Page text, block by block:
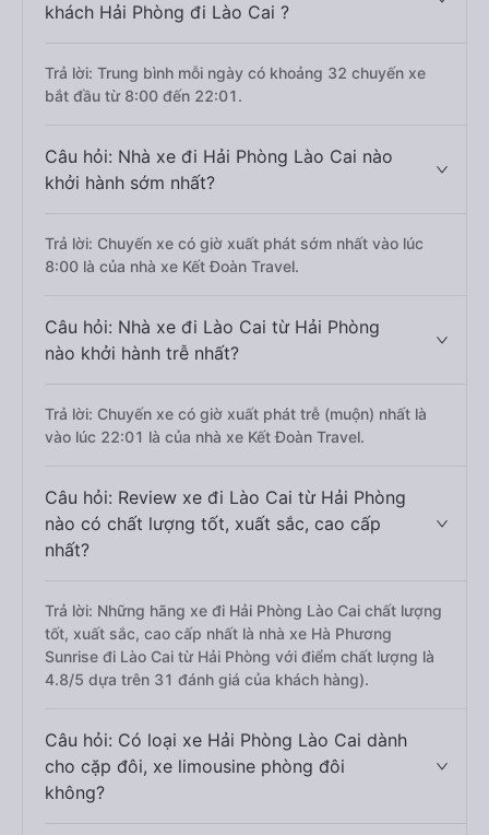
khách Hải Phòng đi Lào Cai ?
Trả lời: Trung bình mỗi ngày có khoảng 32 chuyến xe
bắt đầu từ 8:00 đến 22:01.
Câu hỏi: Nhà xe đi Hải Phòng Lào Cai nào
khởi hành sớm nhất?
Trả lời: Chuyến xe có giờ xuất phát sớm nhất vào lúc
8:00 là của nhà xe Kết Đoàn Travel.
Câu hỏi: Nhà xe đi Lào Cai từ Hải Phòng
nào khởi hành trễ nhất?
Trả lời: Chuyến xe có giờ xuất phát trễ (muộn) nhất là
vào lúc 22:01 là của nhà xe Kết Đoàn Travel.
Câu hỏi: Review xe đi Lào Cai từ Hải Phòng
nào có chất lượng tốt, xuất sắc, cao cấp
nhất?
Trả lời: Những hãng xe đi Hải Phòng Lào Cai chất lượng
tốt, xuất sắc, cao cấp nhất là nhà xe Hà Phương
Sunrise đi Lào Cai từ Hải Phòng với điểm chất lượng là
4.8/5 dựa trên 31 đánh giá của khách hàng).
Câu hỏi: Có loại xe Hải Phòng Lào Cai dành
cho cặp đôi, xe limousine phòng đôi
không?